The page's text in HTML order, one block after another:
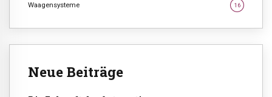
Waagensysteme 16
Neue Beiträge